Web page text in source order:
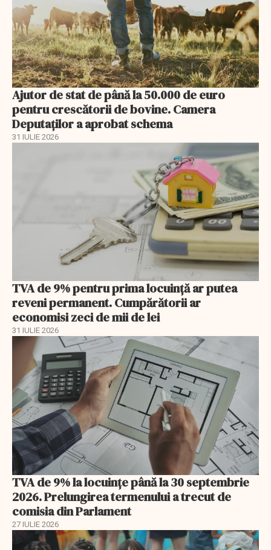
Ajutor de stat de până la 50.000 de euro
pentru crescătorii de bovine. Camera
Deputaților a aprobat schema
31 IULIE 2026
TVA de 9% pentru prima locuință ar putea
reveni permanent. Cumpărătorii ar
economisi zeci de mii de lei
31 IULIE 2026
TVA de 9% la locuințe până la 30 septembrie
2026. Prelungirea termenului a trecut de
comisia din Parlament
27 IULIE 2026